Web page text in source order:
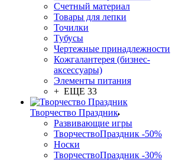
Счетный материал
Товары для лепки
Точилки
Тубусы
Чертежные принадлежности
Кожгалантерея (бизнес-
аксессуары)
Элементы питания
+ ЕЩЕ 33
Творчество Праздник
Развивающие игры
ТворчествоПраздник -50%
Носки
ТворчествоПраздник -30%